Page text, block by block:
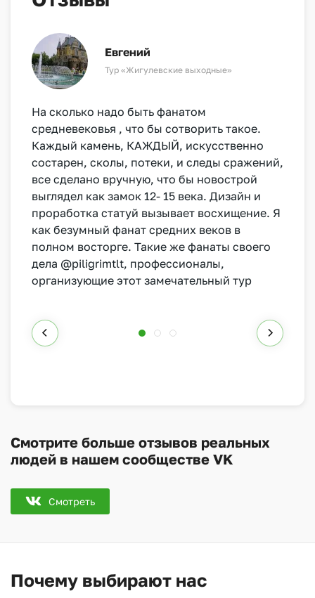
Евгений
Тур «Жигулевские выходные»
На сколько надо быть фанатом
средневековья , что бы сотворить такое.
Каждый камень, КАЖДЫЙ, искусственно
состарен, сколы, потеки, и следы сражений,
все сделано вручную, что бы новострой
выглядел как замок 12- 15 века. Дизайн и
проработка статуй вызывает восхищение. Я
как безумный фанат средних веков в
полном восторге. Такие же фанаты своего
дела @piligrimtlt, профессионалы,
организующие этот замечательный тур
Смотрите больше отзывов реальных
людей в нашем сообществе VK
Смотреть
Почему выбирают нас